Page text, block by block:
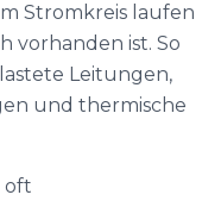
Stromkreis laufen
vorhanden ist. So
Leitungen,
und thermische
oft